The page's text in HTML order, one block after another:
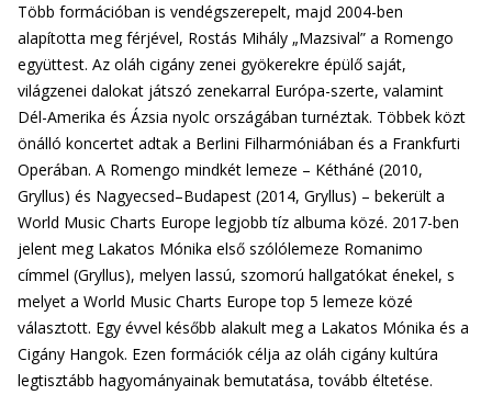
Több formációban is vendégszerepelt, majd 2004-ben
alapította meg férjével, Rostás Mihály „Mazsival” a Romengo
együttest. Az oláh cigány zenei gyökerekre épülő saját,
világzenei dalokat játszó zenekarral Európa-szerte, valamint
Dél-Amerika és Ázsia nyolc országában turnéztak. Többek közt
önálló koncertet adtak a Berlini Filharmóniában és a Frankfurti
Operában. A Romengo mindkét lemeze – Kétháné (2010,
Gryllus) és Nagyecsed–Budapest (2014, Gryllus) – bekerült a
World Music Charts Europe legjobb tíz albuma közé. 2017-ben
jelent meg Lakatos Mónika első szólólemeze Romanimo
címmel (Gryllus), melyen lassú, szomorú hallgatókat énekel, s
melyet a World Music Charts Europe top 5 lemeze közé
választott. Egy évvel később alakult meg a Lakatos Mónika és a
Cigány Hangok. Ezen formációk célja az oláh cigány kultúra
legtisztább hagyományainak bemutatása, tovább éltetése.